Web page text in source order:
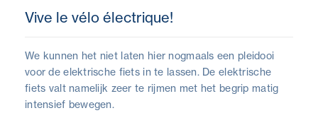
Vive le vélo électrique!
We kunnen het niet laten hier nogmaals een pleidooi
voor de elektrische fiets in te lassen. De elektrische
fiets valt namelijk zeer te rijmen met het begrip matig
intensief bewegen.